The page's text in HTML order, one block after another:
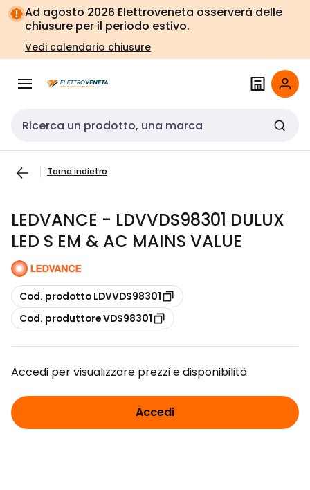
Vai alla
navigazione
Vai
alla
pagina
Ad agosto 2026 Elettroveneta osserverà delle
chiusure per il periodo estivo.
Vedi calendario chiusure
Cerca input
Torna indietro
LEDVANCE - LDVVDS98301 DULUX
LED S EM & AC MAINS VALUE
copia
Cod. prodotto LDVVDS98301
copia
Cod. produttore VDS98301
Accedi per visualizzare prezzi e disponibilità
Accedi